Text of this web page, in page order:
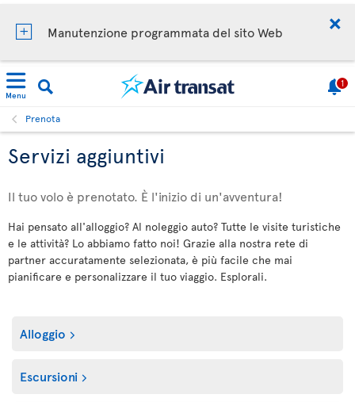
Manutenzione programmata del sito Web
Menu
1
Prenota
Servizi aggiuntivi
Il tuo volo è prenotato. È l'inizio di un'avventura!
Hai pensato all'alloggio? Al noleggio auto? Tutte le visite turistiche
e le attività? Lo abbiamo fatto noi! Grazie alla nostra rete di
partner accuratamente selezionata, è più facile che mai
pianificare e personalizzare il tuo viaggio. Esplorali.
Alloggio
Escursioni